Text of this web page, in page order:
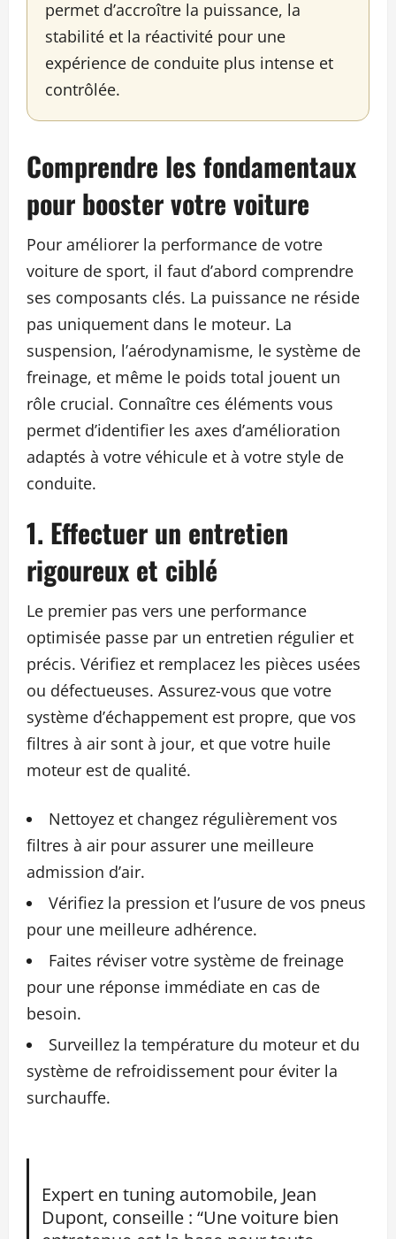
permet d’accroître la puissance, la
stabilité et la réactivité pour une
expérience de conduite plus intense et
contrôlée.
Comprendre les fondamentaux
pour booster votre voiture
Pour améliorer la performance de votre
voiture de sport, il faut d’abord comprendre
ses composants clés. La puissance ne réside
pas uniquement dans le moteur. La
suspension, l’aérodynamisme, le système de
freinage, et même le poids total jouent un
rôle crucial. Connaître ces éléments vous
permet d’identifier les axes d’amélioration
adaptés à votre véhicule et à votre style de
conduite.
1. Effectuer un entretien
rigoureux et ciblé
Le premier pas vers une performance
optimisée passe par un entretien régulier et
précis. Vérifiez et remplacez les pièces usées
ou défectueuses. Assurez-vous que votre
système d’échappement est propre, que vos
filtres à air sont à jour, et que votre huile
moteur est de qualité.
Nettoyez et changez régulièrement vos
filtres à air pour assurer une meilleure
admission d’air.
Vérifiez la pression et l’usure de vos pneus
pour une meilleure adhérence.
Faites réviser votre système de freinage
pour une réponse immédiate en cas de
besoin.
Surveillez la température du moteur et du
système de refroidissement pour éviter la
surchauffe.
Expert en tuning automobile, Jean
Dupont, conseille : “Une voiture bien